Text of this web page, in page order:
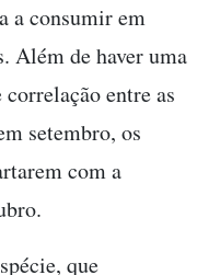
a consumir em
Além de haver uma
entre as
setembro, os
com a
que